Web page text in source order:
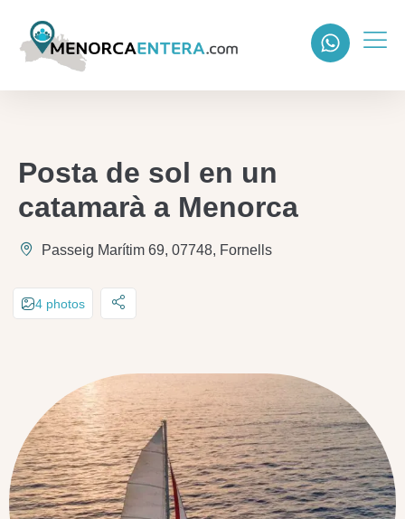
Posta de sol en un
catamarà a Menorca
Passeig Marítim 69, 07748, Fornells
4 photos